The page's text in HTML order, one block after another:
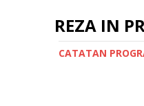
REZA IN
CATATAN